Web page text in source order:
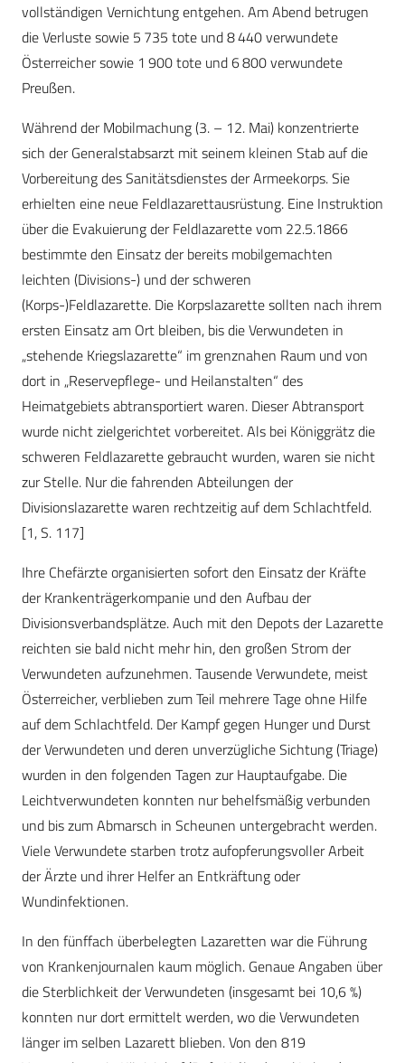
vollständigen Vernichtung entgehen. Am Abend betrugen
die Verluste sowie 5 735 tote und 8 440 verwundete
Österreicher sowie 1 900 tote und 6 800 verwundete
Preußen.
Während der Mobilmachung (3. – 12. Mai) konzentrierte
sich der Generalstabsarzt mit seinem kleinen Stab auf die
Vorbereitung des Sanitätsdienstes der Armeekorps. Sie
erhielten eine neue Feldlazarettausrüstung. Eine Instruktion
über die Evakuierung der Feldlazarette vom 22.5.1866
bestimmte den Einsatz der bereits mobilgemachten
leichten (Divisions-) und der schweren
(Korps-)Feldlazarette. Die Korpslazarette sollten nach ihrem
ersten Einsatz am Ort bleiben, bis die Verwundeten in
„stehende Kriegslazarette“ im grenznahen Raum und von
dort in „Reservepflege- und Heilanstalten“ des
Heimatgebiets abtransportiert waren. Dieser Abtransport
wurde nicht zielgerichtet vorbereitet. Als bei Königgrätz die
schweren Feldlazarette gebraucht wurden, waren sie nicht
zur Stelle. Nur die fahrenden Abteilungen der
Divisionslazarette waren rechtzeitig auf dem Schlachtfeld.
[1, S. 117]
Ihre Chefärzte organisierten sofort den Einsatz der Kräfte
der Krankenträgerkompanie und den Aufbau der
Divisionsverbandsplätze. Auch mit den Depots der Lazarette
reichten sie bald nicht mehr hin, den großen Strom der
Verwundeten aufzunehmen. Tausende Verwundete, meist
Österreicher, verblieben zum Teil mehrere Tage ohne Hilfe
auf dem Schlachtfeld. Der Kampf gegen Hunger und Durst
der Verwundeten und deren unverzügliche Sichtung (Triage)
wurden in den folgenden Tagen zur Hauptaufgabe. Die
Leichtverwundeten konnten nur behelfsmäßig verbunden
und bis zum Abmarsch in Scheunen untergebracht werden.
Viele Verwundete starben trotz aufopferungsvoller Arbeit
der Ärzte und ihrer Helfer an Entkräftung oder
Wundinfektionen.
In den fünffach überbelegten Lazaretten war die Führung
von Krankenjournalen kaum möglich. Genaue Angaben über
die Sterblichkeit der Verwundeten (insgesamt bei 10,6 %)
konnten nur dort ermittelt werden, wo die Verwundeten
länger im selben Lazarett blieben. Von den 819